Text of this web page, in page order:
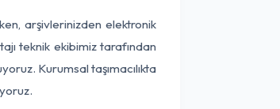
arşivlerinizden elektronik
teknik ekibimiz tarafından
Kurumsal taşımacılıkta